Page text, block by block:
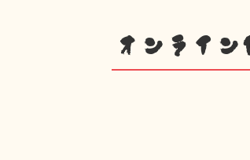
オンライ